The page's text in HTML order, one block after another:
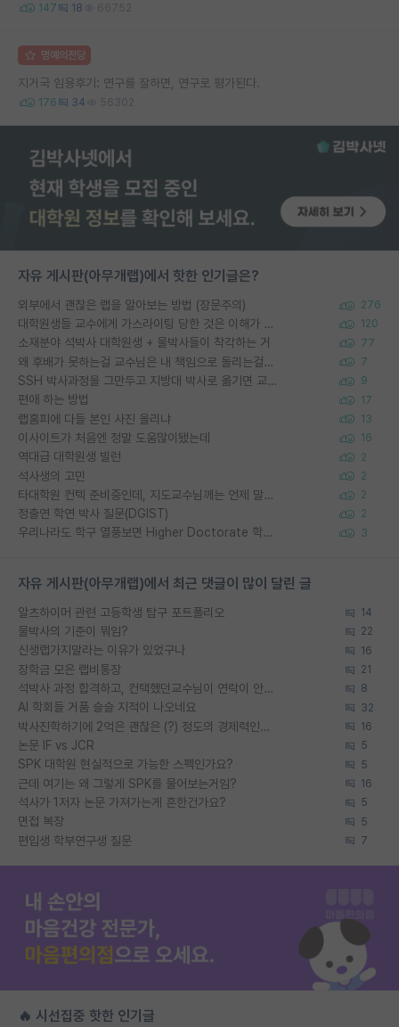
147 18 66752
명예의전당
지거국 임용후기: 연구를 잘하면, 연구로 평가된다.
176 34 56302
자유 게시판(아무개랩)에서 핫한 인기글은?
외부에서 괜찮은 랩을 알아보는 방법 (장문주의) 276
대학원생들 교수에게 가스라이팅 당한 것은 이해가 갑니다. 안타깝네요. 120
소재분야 석박사 대학원생 + 물박사들이 착각하는 거 77
왜 후배가 못하는걸 교수님은 내 책임으로 돌리는걸까요? 7
SSH 박사과정을 그만두고 지방대 박사로 옮기면 교수의 꿈은 끝일까요? 9
편애 하는 방법 17
랩홈피에 다들 본인 사진 올리냐 13
이사이트가 처음엔 정말 도움많이됐는데 16
역대급 대학원생 빌런 2
석사생의 고민 2
타대학원 컨텍 준비중인데, 지도교수님께는 언제 말씀드려야 할까요? 2
정출연 학연 박사 질문(DGIST) 2
우리나라도 학구 열풍보면 Higher Doctorate 학위가 필요하다고 봅니다. 3
자유 게시판(아무개랩)에서 최근 댓글이 많이 달린 글
알츠하이머 관련 고등학생 탐구 포트폴리오 14
물박사의 기준이 뭐임? 22
신생랩가지말라는 이유가 있었구나 16
장학금 모은 랩비통장 21
석박사 과정 합격하고, 컨택했던교수님이 연락이 안됩니다... 8
AI 학회들 거품 슬슬 지적이 나오네요 32
박사진학하기에 2억은 괜찮은 (?) 정도의 경제력인가요 16
논문 IF vs JCR 5
SPK 대학원 현실적으로 가능한 스펙인가요? 5
근데 여기는 왜 그렇게 SPK를 물어보는거임? 16
석사가 1저자 논문 가져가는게 흔한건가요? 5
면접 복장 5
편입생 학부연구생 질문 7
🔥 시선집중 핫한 인기글